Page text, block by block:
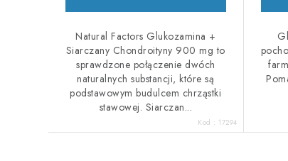
Natural Factors Glukozamina +
Siarczany Chondroityny 900 mg to
sprawdzone połączenie dwóch
naturalnych substancji, które są
podstawowym budulcem chrząstki
stawowej. Siarczan...
Kod : 17294